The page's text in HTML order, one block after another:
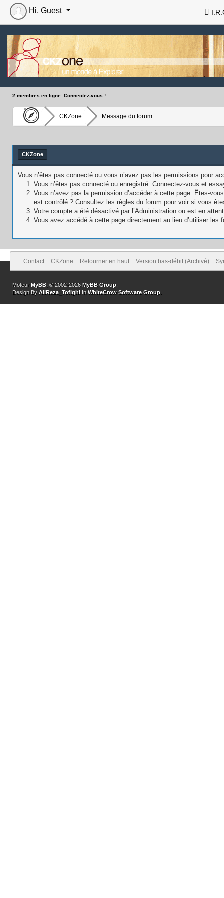
Hi, Guest
2 membres en ligne. Connectez-vous !
CKZone Message du forum
CKZone
Vous n’êtes pas connecté ou vous n’avez pas les permissions pour
Vous n’êtes pas connecté ou enregistré. Connectez-vous et
Vous n’avez pas la permission d’accéder à cette page. Êtes-
est contrôlé ? Consultez les règles du forum pour voir si vous
Votre compte a été désactivé par l’Administration ou est en
Vous avez accédé à cette page directement au lieu d’utiliser les
Contact CKZone Retourner en haut Version bas-débit (Archivé)
Moteur MyBB , © 2002-2026MyBB Group
Design By AliReza_Tofighi In WhiteCrow Software Group